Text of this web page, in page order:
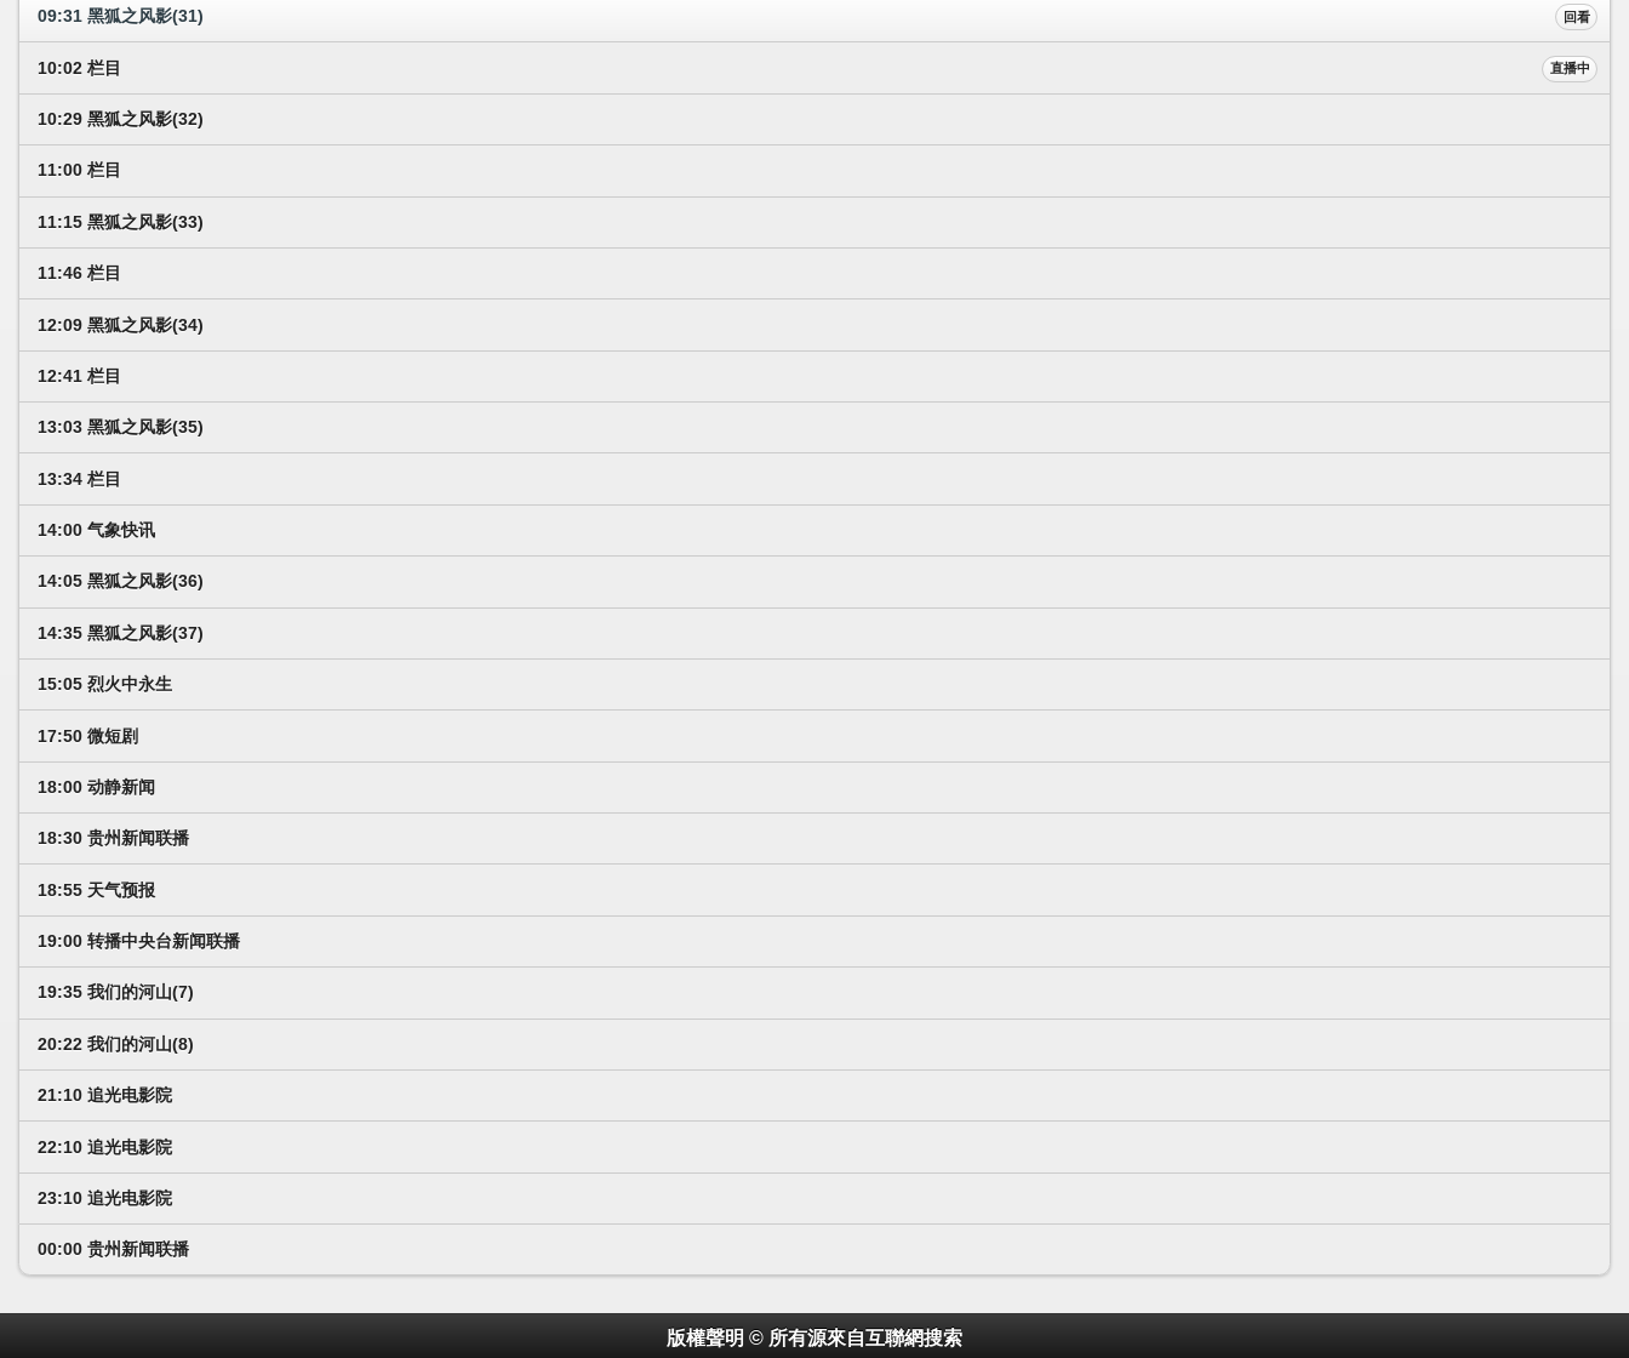
09:31 黑狐之风影(31) 回看
10:02 栏目 直播中
10:29 黑狐之风影(32)
11:00 栏目
11:15 黑狐之风影(33)
11:46 栏目
12:09 黑狐之风影(34)
12:41 栏目
13:03 黑狐之风影(35)
13:34 栏目
14:00 气象快讯
14:05 黑狐之风影(36)
14:35 黑狐之风影(37)
15:05 烈火中永生
17:50 微短剧
18:00 动静新闻
18:30 贵州新闻联播
18:55 天气预报
19:00 转播中央台新闻联播
19:35 我们的河山(7)
20:22 我们的河山(8)
21:10 追光电影院
22:10 追光电影院
23:10 追光电影院
00:00 贵州新闻联播
版權聲明 © 所有源來自互聯網搜索